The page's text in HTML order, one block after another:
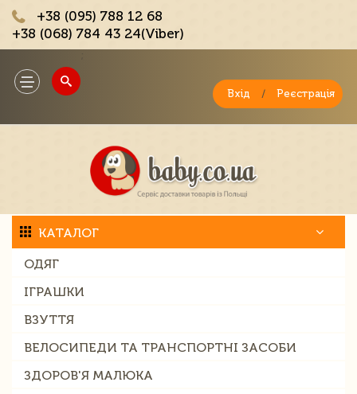
+38 (095) 788 12 68
+38 (068) 784 43 24(Viber)
Toggle
navigation
Вхід / Реєстрація
КАТАЛОГ
ОДЯГ
ІГРАШКИ
ВЗУТТЯ
ВЕЛОСИПЕДИ ТА ТРАНСПОРТНІ ЗАСОБИ
ЗДОРОВ'Я МАЛЮКА